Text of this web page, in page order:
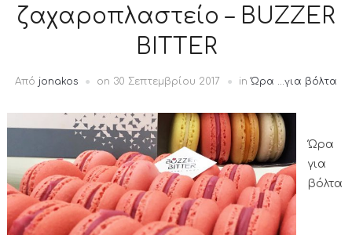
ζαχαροπλαστείο – BUZZER
BITTER
Από jonakos on 30 Σεπτεμβρίου 2017 inΏρα ...για βόλτα
Ώρα
για
βόλτα